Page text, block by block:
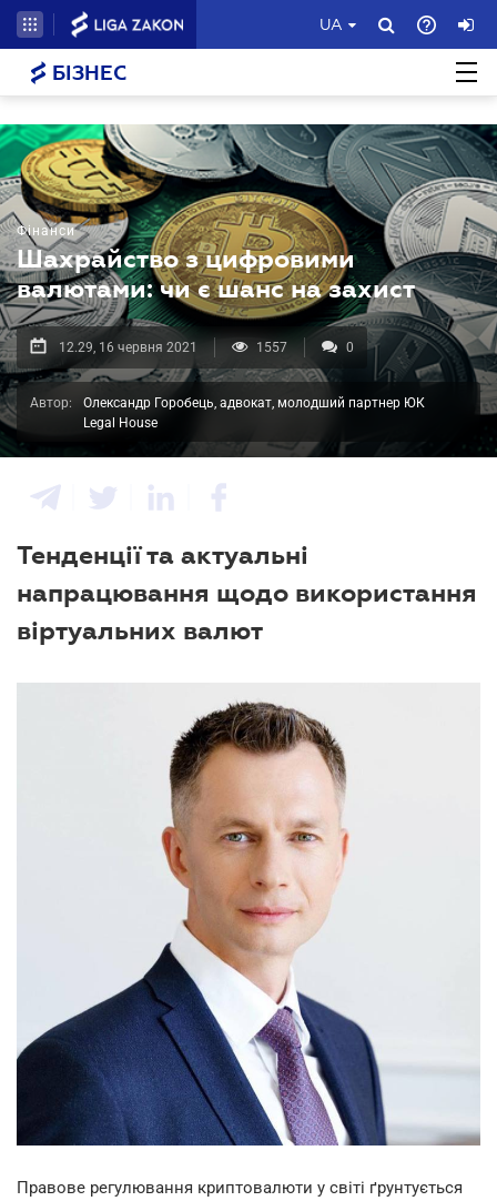
UA
БІЗНЕС
Фінанси
Шахрайство з цифровими
валютами: чи є шанс на захист
12.29, 16 червня 2021 1557 0
Автор:
Олександр Горобець, адвокат, молодший партнер ЮК
Legal House
Тенденції та актуальні
напрацювання щодо використання
віртуальних валют
Правове регулювання криптовалюти у світі ґрунтується